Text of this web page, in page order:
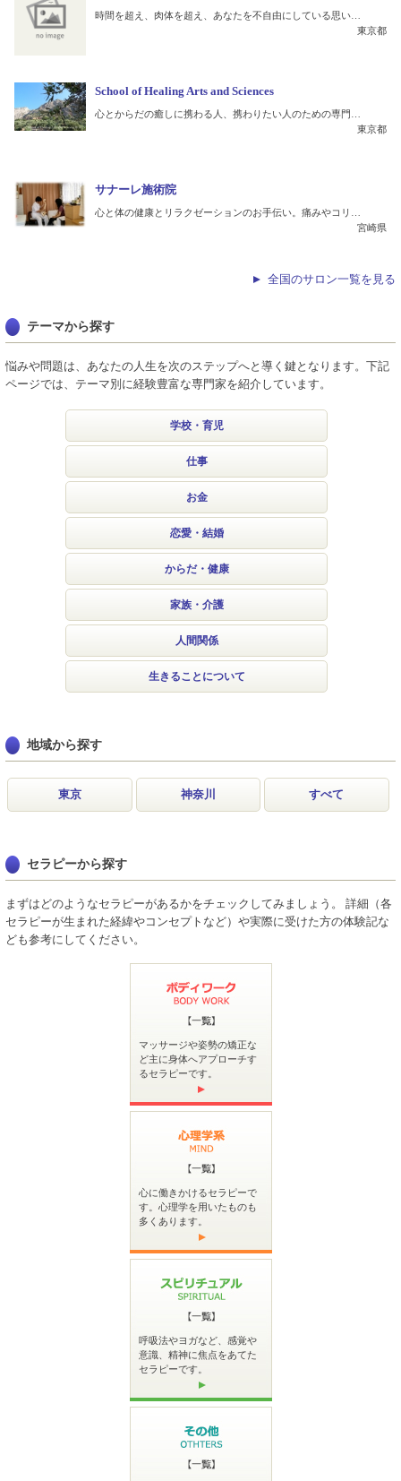
時間を超え、肉体を超え、あなたを不自由にしている思い…
東京都
School of Healing Arts and Sciences
心とからだの癒しに携わる人、携わりたい人のための専門…
東京都
サナーレ施術院
心と体の健康とリラクゼーションのお手伝い。痛みやコリ…
宮崎県
全国のサロン一覧を見る
テーマから探す
悩みや問題は、あなたの人生を次のステップへと導く鍵となります。下記
ページでは、テーマ別に経験豊富な専門家を紹介しています。
学校・育児
仕事
お金
恋愛・結婚
からだ・健康
家族・介護
人間関係
生きることについて
地域から探す
東京 神奈川 すべて
セラピーから探す
まずはどのようなセラピーがあるかをチェックしてみましょう。 詳細（各
セラピーが生まれた経緯やコンセプトなど）や実際に受けた方の体験記な
ども参考にしてください。
マッサージや姿勢の矯正な
ど主に身体へアプローチす
るセラピーです。
心に働きかけるセラピーで
す。心理学を用いたものも
多くあります。
呼吸法やヨガなど、感覚や
意識、精神に焦点をあてた
セラピーです。